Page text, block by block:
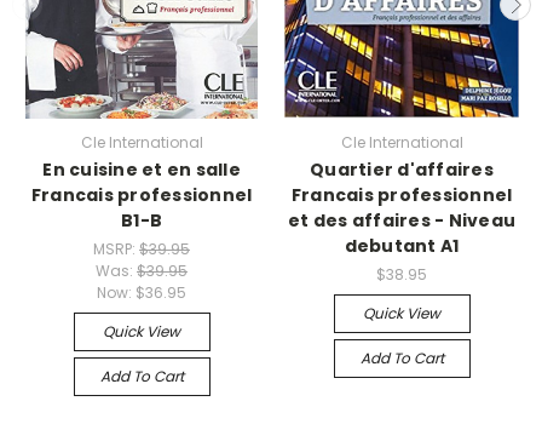
Cle International
En cuisine et en salle
Francais professionnel
B1-B
MSRP: $39.95
Was: $39.95
Now: $36.95
Quick View
Add To Cart
Cle International
Quartier d'affaires
Francais professionnel
et des affaires - Niveau
debutant A1
$38.95
Quick View
Add To Cart